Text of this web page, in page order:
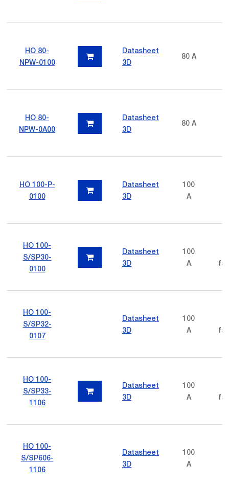
HO 80-
NPW-0100
Datasheet
3D
80 A
HO 80-
NPW-0A00
Datasheet
3D
80 A
HO 100-P-
0100
Datasheet
3D
100
A
HO 100-
S/SP30-
0100
Datasheet
3D
100
A
HO 100-
S/SP32-
0107
Datasheet
3D
100
A
HO 100-
S/SP33-
1106
Datasheet
3D
100
A
HO 100-
S/SP606-
1106
Datasheet
3D
100
A